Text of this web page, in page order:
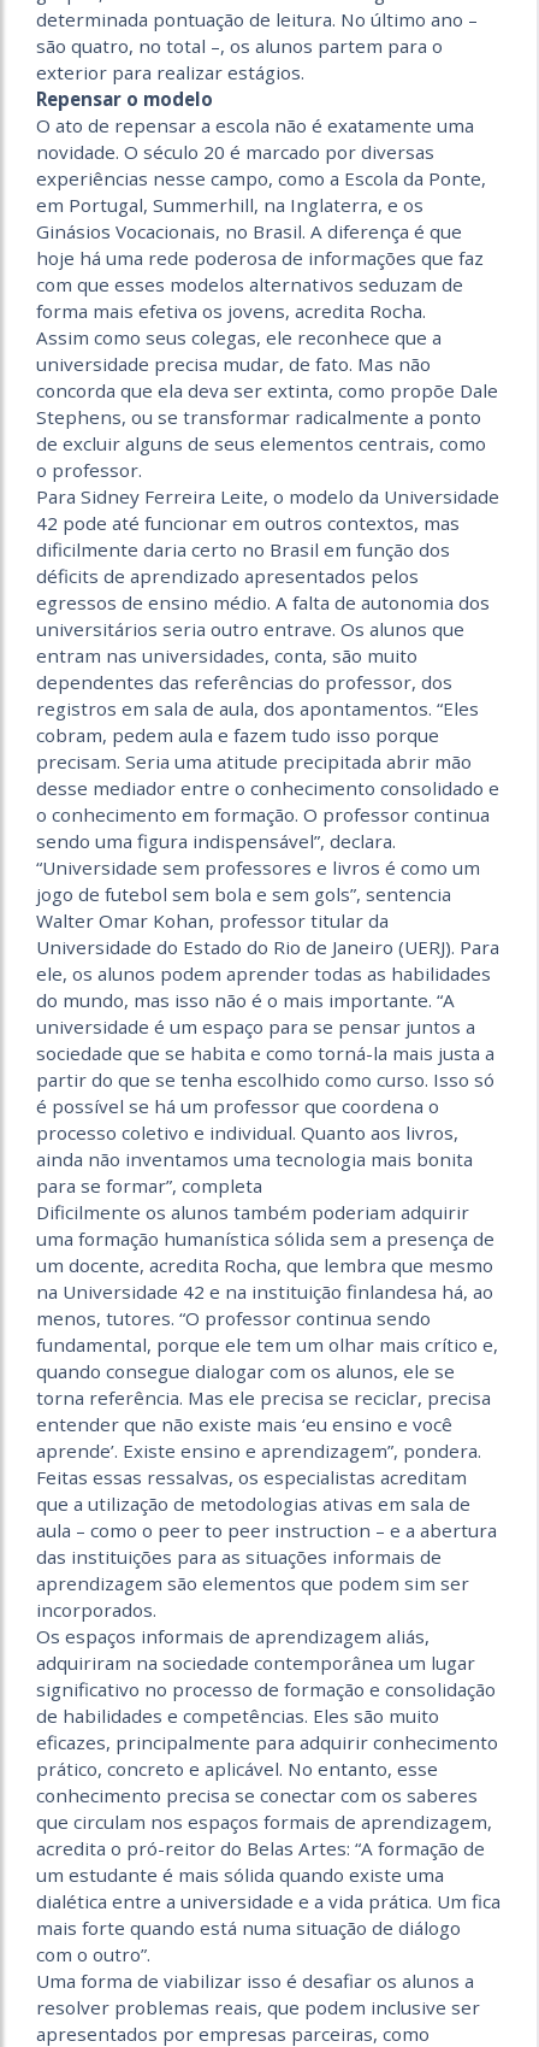
determinada pontuação de leitura. No último ano –
são quatro, no total –, os alunos partem para o
exterior para realizar estágios.
Repensar o modelo
O ato de repensar a escola não é exatamente uma
novidade. O século 20 é marcado por diversas
experiências nesse campo, como a Escola da Ponte,
em Portugal, Summerhill, na Inglaterra, e os
Ginásios Vocacionais, no Brasil. A diferença é que
hoje há uma rede poderosa de informações que faz
com que esses modelos alternativos seduzam de
forma mais efetiva os jovens, acredita Rocha.
Assim como seus colegas, ele reconhece que a
universidade precisa mudar, de fato. Mas não
concorda que ela deva ser extinta, como propõe Dale
Stephens, ou se transformar radicalmente a ponto
de excluir alguns de seus elementos centrais, como
o professor.
Para Sidney Ferreira Leite, o modelo da Universidade
42 pode até funcionar em outros contextos, mas
dificilmente daria certo no Brasil em função dos
déficits de aprendizado apresentados pelos
egressos de ensino médio. A falta de autonomia dos
universitários seria outro entrave. Os alunos que
entram nas universidades, conta, são muito
dependentes das referências do professor, dos
registros em sala de aula, dos apontamentos. “Eles
cobram, pedem aula e fazem tudo isso porque
precisam. Seria uma atitude precipitada abrir mão
desse mediador entre o conhecimento consolidado e
o conhecimento em formação. O professor continua
sendo uma figura indispensável”, declara.
“Universidade sem professores e livros é como um
jogo de futebol sem bola e sem gols”, sentencia
Walter Omar Kohan, professor titular da
Universidade do Estado do Rio de Janeiro (UERJ). Para
ele, os alunos podem aprender todas as habilidades
do mundo, mas isso não é o mais importante. “A
universidade é um espaço para se pensar juntos a
sociedade que se habita e como torná-la mais justa a
partir do que se tenha escolhido como curso. Isso só
é possível se há um professor que coordena o
processo coletivo e individual. Quanto aos livros,
ainda não inventamos uma tecnologia mais bonita
para se formar”, completa
Dificilmente os alunos também poderiam adquirir
uma formação humanística sólida sem a presença de
um docente, acredita Rocha, que lembra que mesmo
na Universidade 42 e na instituição finlandesa há, ao
menos, tutores. “O professor continua sendo
fundamental, porque ele tem um olhar mais crítico e,
quando consegue dialogar com os alunos, ele se
torna referência. Mas ele precisa se reciclar, precisa
entender que não existe mais ‘eu ensino e você
aprende’. Existe ensino e aprendizagem”, pondera.
Feitas essas ressalvas, os especialistas acreditam
que a utilização de metodologias ativas em sala de
aula – como o peer to peer instruction – e a abertura
das instituições para as situações informais de
aprendizagem são elementos que podem sim ser
incorporados.
Os espaços informais de aprendizagem aliás,
adquiriram na sociedade contemporânea um lugar
significativo no processo de formação e consolidação
de habilidades e competências. Eles são muito
eficazes, principalmente para adquirir conhecimento
prático, concreto e aplicável. No entanto, esse
conhecimento precisa se conectar com os saberes
que circulam nos espaços formais de aprendizagem,
acredita o pró-reitor do Belas Artes: “A formação de
um estudante é mais sólida quando existe uma
dialética entre a universidade e a vida prática. Um fica
mais forte quando está numa situação de diálogo
com o outro”.
Uma forma de viabilizar isso é desafiar os alunos a
resolver problemas reais, que podem inclusive ser
apresentados por empresas parceiras, como